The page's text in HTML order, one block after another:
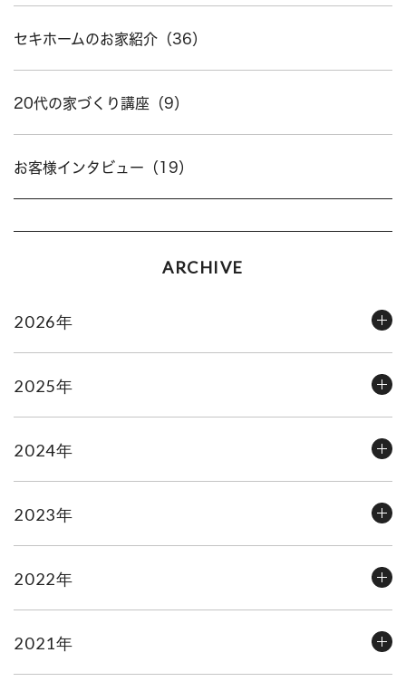
セキホームのお家紹介（36）
20代の家づくり講座（9）
お客様インタビュー（19）
ARCHIVE
2026年
2025年
2024年
2023年
2022年
2021年